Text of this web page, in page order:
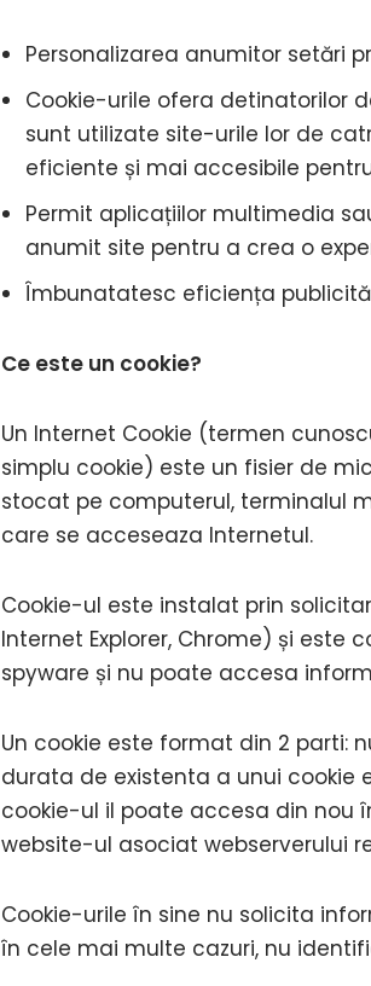
Personalizarea anumitor setări
Cookie-urile ofera detinatorilor
sunt utilizate site-urile lor de
eficiente și mai accesibile
Permit aplicațiilor multimedia
anumit site pentru a crea o
Îmbunatatesc eficiența
Ce este un cookie?
Un Internet Cookie (termen
simplu cookie) este un fisier de
stocat pe computerul, terminalul
care se acceseaza Internetul.
Cookie-ul este instalat prin
Internet Explorer, Chrome) și este
spyware și nu poate accesa
Un cookie este format din 2 parti:
durata de existenta a unui cookie
cookie-ul il poate accesa din nou
website-ul asociat webserverului
Cookie-urile în sine nu solicita
în cele mai multe cazuri, nu